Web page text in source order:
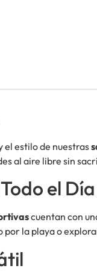
el estilo de nuestras
al aire libre sin
el Día
cuentan con
por la playa o